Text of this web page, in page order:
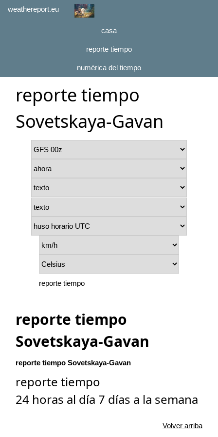
weathereport.eu
casa
reporte tiempo
numérica del tiempo
reporte tiempo
Sovetskaya-Gavan
reporte tiempo
reporte tiempo
Sovetskaya-Gavan
reporte tiempo Sovetskaya-Gavan
reporte tiempo
24 horas al día 7 días a la semana
Volver arriba